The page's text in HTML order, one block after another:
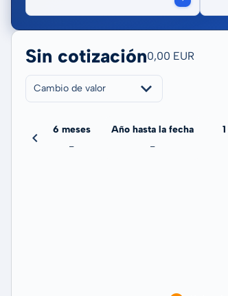
Sin cotización0,00 EUR
Cambio de valor
6 meses
-
Año hasta la fecha
-